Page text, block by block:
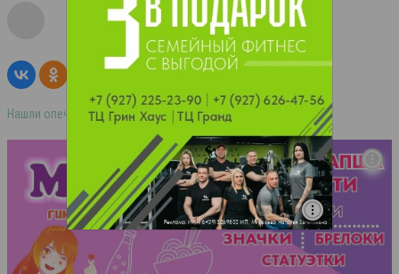
Нашли опечатку в тексте? Выделите её и нажмите ctrl+enter